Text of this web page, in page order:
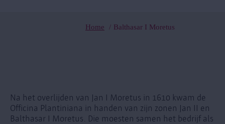
Kruimelpad
Home Balthasar I Moretus
Na het overlijden van Jan I Moretus in 1610 kwam de
Officina Plantiniana in handen van zijn zonen Jan II en
Balthasar I Moretus. Die moesten samen het bedrijf als